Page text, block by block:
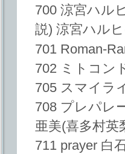
700 涼宮ハル
説) 涼宮ハル
701 Roman-
702 ミトコン
705 スマイラ
708 プレパレ
亜美(喜多村英
711 prayer 白